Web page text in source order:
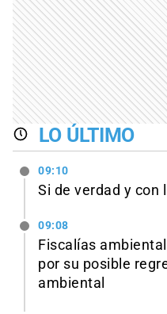
LO ÚLTIMO
09:10
Si de verdad y con
09:08
Fiscalías
por su posible
ambiental